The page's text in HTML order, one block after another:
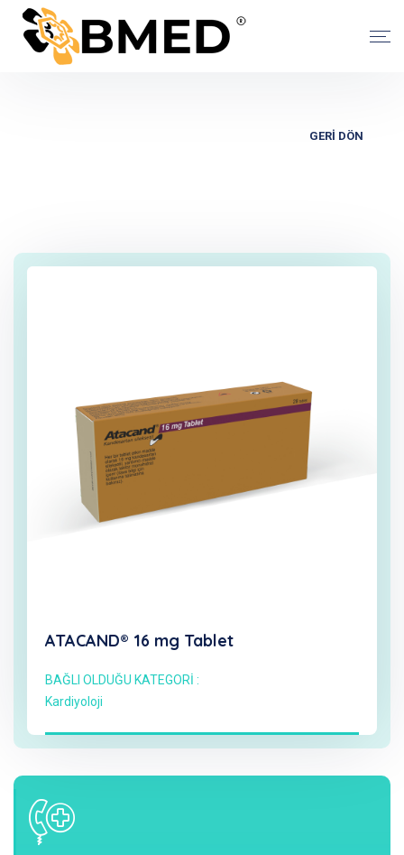
GERİ DÖN
ATACAND® 16 mg Tablet
BAĞLI OLDUĞU KATEGORİ :
Kardiyoloji